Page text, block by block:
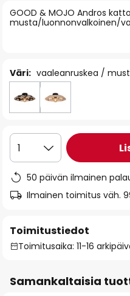
of
the
GOOD & MOJO Andros
musta/luonnonvalkoinen/
Väri: vaaleanruskea /
1
50 päivän ilmainen
Ilmainen toimitus väh.
Toimitustiedot
Toimitusaika: 11-16
Samankaltaisia